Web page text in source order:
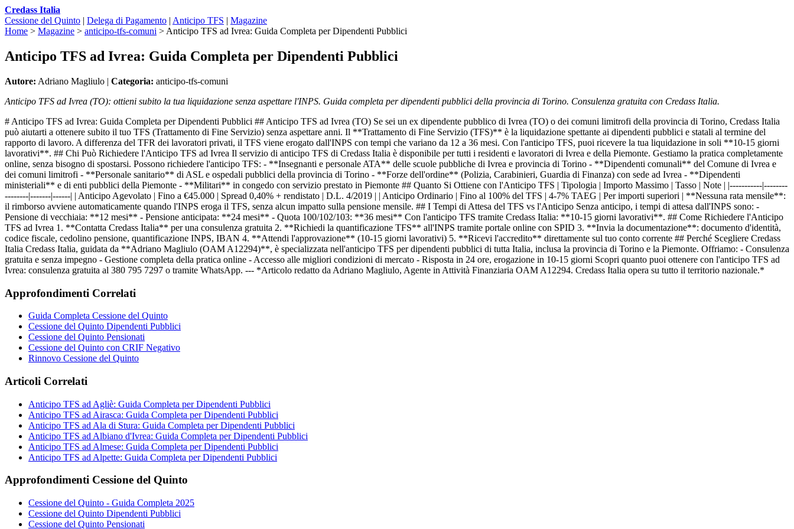
Credass Italia
Cessione del Quinto | Delega di Pagamento | Anticipo TFS | Magazine
Home > Magazine > anticipo-tfs-comuni > Anticipo TFS ad Ivrea: Guida Completa per Dipendenti Pubblici
Anticipo TFS ad Ivrea: Guida Completa per Dipendenti Pubblici
Autore: Adriano Magliulo | Categoria: anticipo-tfs-comuni
Anticipo TFS ad Ivrea (TO): ottieni subito la tua liquidazione senza aspettare l'INPS. Guida completa per dipendenti pubblici della provincia di Torino. Consulenza gratuita con Credass Italia.
# Anticipo TFS ad Ivrea: Guida Completa per Dipendenti Pubblici ## Anticipo TFS ad Ivrea (TO) Se sei un ex dipendente pubblico di Ivrea (TO) o dei comuni limitrofi della provincia di Torino, Credass Italia
può aiutarti a ottenere subito il tuo TFS (Trattamento di Fine Servizio) senza aspettare anni. Il **Trattamento di Fine Servizio (TFS)** è la liquidazione spettante ai dipendenti pubblici e statali al termine del
rapporto di lavoro. A differenza del TFR dei lavoratori privati, il TFS viene erogato dall'INPS con tempi che variano da 12 a 36 mesi. Con l'anticipo TFS, puoi ricevere la tua liquidazione in soli **10-15 giorni
lavorativi**. ## Chi Può Richiedere l'Anticipo TFS ad Ivrea Il servizio di anticipo TFS di Credass Italia è disponibile per tutti i residenti e lavoratori di Ivrea e della Piemonte. Gestiamo la pratica completamente
online, senza bisogno di spostarsi. Possono richiedere l'anticipo TFS: - **Insegnanti e personale ATA** delle scuole pubbliche di Ivrea e provincia di Torino - **Dipendenti comunali** del Comune di Ivrea e
dei comuni limitrofi - **Personale sanitario** di ASL e ospedali pubblici della provincia di Torino - **Forze dell'ordine** (Polizia, Carabinieri, Guardia di Finanza) con sede ad Ivrea - **Dipendenti
ministeriali** e di enti pubblici della Piemonte - **Militari** in congedo con servizio prestato in Piemonte ## Quanto Si Ottiene con l'Anticipo TFS | Tipologia | Importo Massimo | Tasso | Note | |-----------|--------
--------|-------|------| | Anticipo Agevolato | Fino a €45.000 | Spread 0,40% + rendistato | D.L. 4/2019 | | Anticipo Ordinario | Fino al 100% del TFS | 4-7% TAEG | Per importi superiori | **Nessuna rata mensile**:
il rimborso avviene automaticamente quando l'INPS eroga il TFS, senza alcun impatto sulla pensione mensile. ## I Tempi di Attesa del TFS vs l'Anticipo Senza anticipo, i tempi di attesa dall'INPS sono: -
Pensione di vecchiaia: **12 mesi** - Pensione anticipata: **24 mesi** - Quota 100/102/103: **36 mesi** Con l'anticipo TFS tramite Credass Italia: **10-15 giorni lavorativi**. ## Come Richiedere l'Anticipo
TFS ad Ivrea 1. **Contatta Credass Italia** per una consulenza gratuita 2. **Richiedi la quantificazione TFS** all'INPS tramite portale online con SPID 3. **Invia la documentazione**: documento d'identità,
codice fiscale, cedolino pensione, quantificazione INPS, IBAN 4. **Attendi l'approvazione** (10-15 giorni lavorativi) 5. **Ricevi l'accredito** direttamente sul tuo conto corrente ## Perché Scegliere Credass
Italia Credass Italia, guidata da **Adriano Magliulo (OAM A12294)**, è specializzata nell'anticipo TFS per dipendenti pubblici di tutta Italia, inclusa la provincia di Torino e la Piemonte. Offriamo: - Consulenza
gratuita e senza impegno - Gestione completa della pratica online - Accesso alle migliori condizioni di mercato - Risposta in 24 ore, erogazione in 10-15 giorni Scopri quanto puoi ottenere con l'anticipo TFS ad
Ivrea: consulenza gratuita al 380 795 7297 o tramite WhatsApp. --- *Articolo redatto da Adriano Magliulo, Agente in Attività Finanziaria OAM A12294. Credass Italia opera su tutto il territorio nazionale.*
Approfondimenti Correlati
Guida Completa Cessione del Quinto
Cessione del Quinto Dipendenti Pubblici
Cessione del Quinto Pensionati
Cessione del Quinto con CRIF Negativo
Rinnovo Cessione del Quinto
Articoli Correlati
Anticipo TFS ad Agliè: Guida Completa per Dipendenti Pubblici
Anticipo TFS ad Airasca: Guida Completa per Dipendenti Pubblici
Anticipo TFS ad Ala di Stura: Guida Completa per Dipendenti Pubblici
Anticipo TFS ad Albiano d'Ivrea: Guida Completa per Dipendenti Pubblici
Anticipo TFS ad Almese: Guida Completa per Dipendenti Pubblici
Anticipo TFS ad Alpette: Guida Completa per Dipendenti Pubblici
Approfondimenti Cessione del Quinto
Cessione del Quinto - Guida Completa 2025
Cessione del Quinto Dipendenti Pubblici
Cessione del Quinto Pensionati